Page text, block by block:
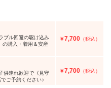
ブル回避の駆け込み
の購入・着用＆安産
￥7,700 （税込）
供連れ歓迎で《見守
ご予約ください♪
￥7,700 （税込）